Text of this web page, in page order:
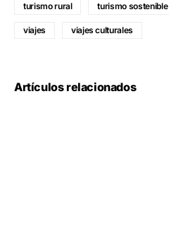
turismo rural turismo sostenible
viajes viajes culturales
Artículos relacionados